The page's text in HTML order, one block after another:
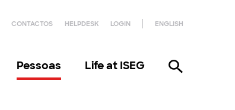
CONTACTOS HELPDESK LOGIN ENGLISH
Pessoas Life at ISEG